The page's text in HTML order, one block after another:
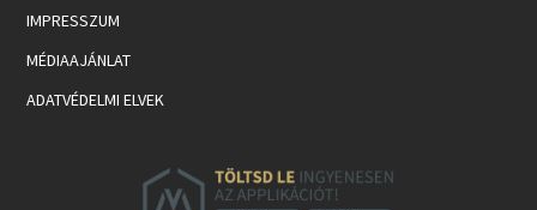
IMPRESSZUM
MÉDIAAJÁNLAT
ADATVÉDELMI ELVEK